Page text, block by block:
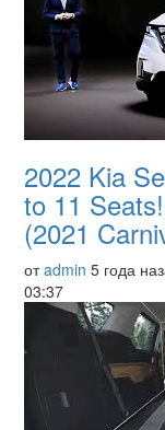
2022 Kia
to 11
(2021
отadmin 5 года
03:37